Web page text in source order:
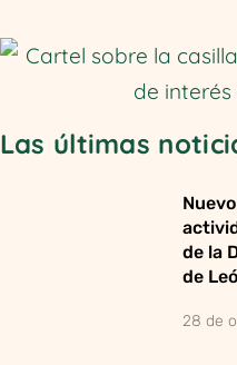
Las últimas
de la
de
28 de